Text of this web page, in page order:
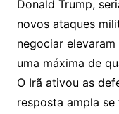
Donald Trump,
novos ataques
negociar
uma máxima de
O Irã ativou as
resposta ampla